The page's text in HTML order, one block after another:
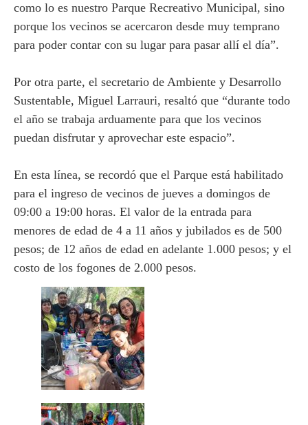
como lo es nuestro Parque Recreativo Municipal, sino
porque los vecinos se acercaron desde muy temprano
para poder contar con su lugar para pasar allí el día”.
Por otra parte, el secretario de Ambiente y Desarrollo
Sustentable, Miguel Larrauri, resaltó que “durante todo
el año se trabaja arduamente para que los vecinos
puedan disfrutar y aprovechar este espacio”.
En esta línea, se recordó que el Parque está habilitado
para el ingreso de vecinos de jueves a domingos de
09:00 a 19:00 horas. El valor de la entrada para
menores de edad de 4 a 11 años y jubilados es de 500
pesos; de 12 años de edad en adelante 1.000 pesos; y el
costo de los fogones de 2.000 pesos.